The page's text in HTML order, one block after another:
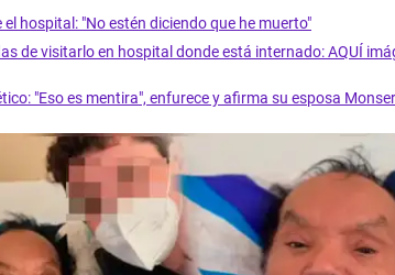
hospital: "No estén diciendo que he muerto"
de visitarlo en hospital donde está internado: AQUÍ
"Eso es mentira", enfurece y afirma su esposa